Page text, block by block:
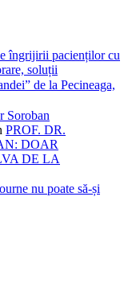
îngrijirii pacienților cu
soluții
de la Pecineaga,
Soroban
PROF. DR.
DOAR
DE LA
nu poate să-și